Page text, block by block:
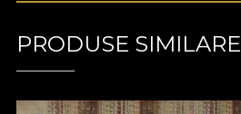
PRODUSE SIMILARE